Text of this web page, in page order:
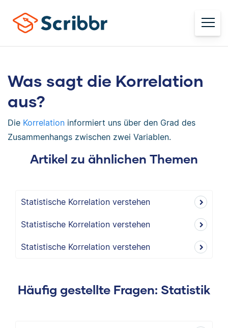
Was sagt die Korrelation
aus?
Die Korrelation informiert uns über den Grad des
Zusammenhangs zwischen zwei Variablen.
Artikel zu ähnlichen Themen
Statistische Korrelation verstehen
Statistische Korrelation verstehen
Statistische Korrelation verstehen
Häufig gestellte Fragen: Statistik